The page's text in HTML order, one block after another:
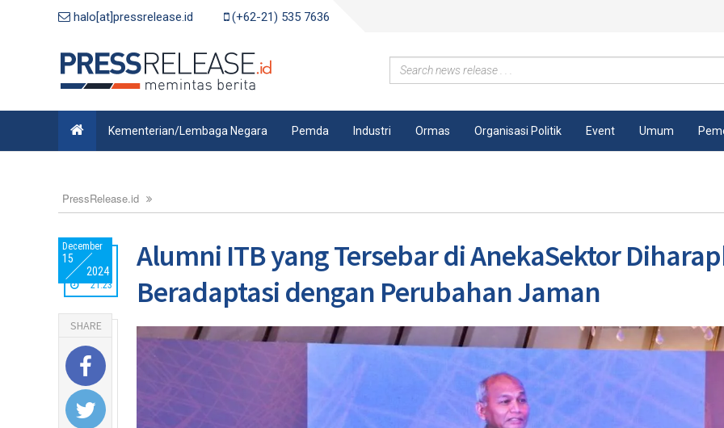
halo[at]pressrelease.id (+62-21) 535 7636
Kementerian/Lembaga Negara Pemda Industri Ormas Organisasi Politik Event Umum
PressRelease.id
December
15
2024
21:23
SHARE
Alumni ITB yang Tersebar di AnekaSektor
Beradaptasi dengan Perubahan Jaman